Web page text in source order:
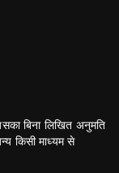
बिना लिखित अनुमति
किसी माध्यम से